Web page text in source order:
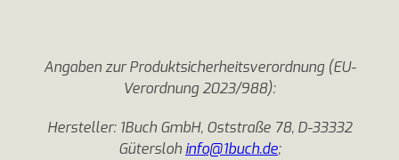
Angaben zur Produktsicherheitsverordnung (EU-
Verordnung 2023/988):
Hersteller: 1Buch GmbH, Oststraße 78, D-33332
Gütersloh info@1buch.de;